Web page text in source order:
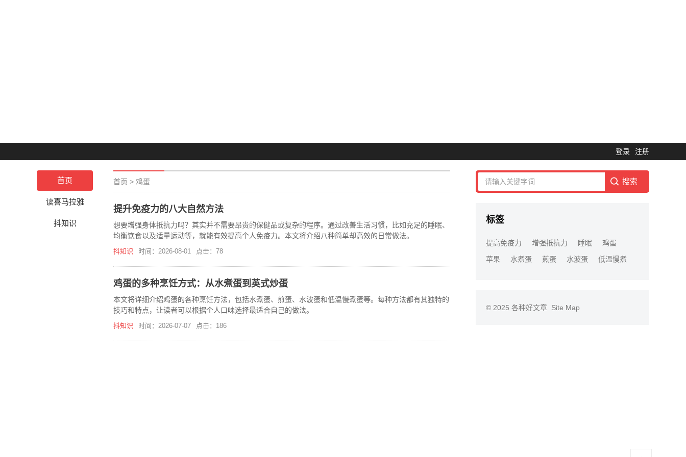
登录 注册
首页
读喜马拉雅
抖知识
首页 > 鸡蛋
提升免疫力的八大自然方法
想要增强身体抵抗力吗？其实并不需要昂贵的保健品或复杂的程序。通过改善生活习惯，比如充足的睡眠、
均衡饮食以及适量运动等，就能有效提高个人免疫力。本文将介绍八种简单却高效的日常做法。
抖知识 时间：2026-08-01 点击：78
鸡蛋的多种烹饪方式：从水煮蛋到英式炒蛋
本文将详细介绍鸡蛋的各种烹饪方法，包括水煮蛋、煎蛋、水波蛋和低温慢煮蛋等。每种方法都有其独特的
技巧和特点，让读者可以根据个人口味选择最适合自己的做法。
抖知识 时间：2026-07-07 点击：186
标签
提高免疫力 增强抵抗力 睡眠
鸡蛋
苹果
水煮蛋 煎蛋 水波蛋 低温慢煮
© 2025 各种好文章 Site Map